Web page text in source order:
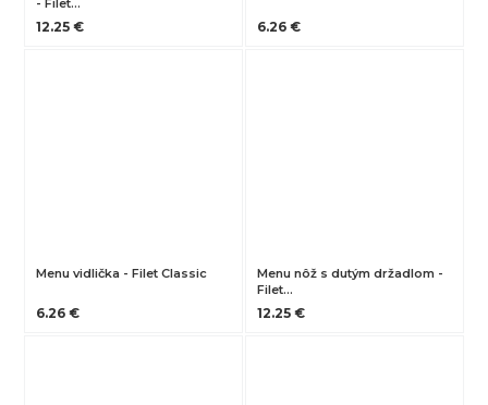
- Filet…
12.25 € 6.26 €
Menu vidlička - Filet Classic
6.26 €
Menu nôž s dutým držadlom -
Filet…
12.25 €